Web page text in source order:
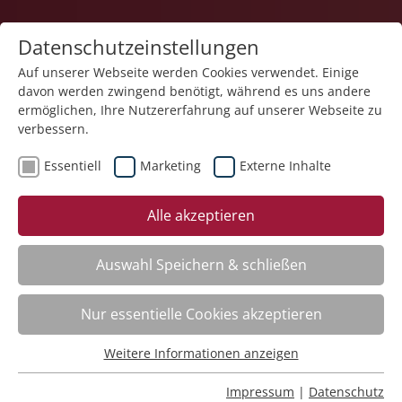
Spannungsfelder in der Anleitung –
zwischen Selbstbestimmung,
Selbstwirksamkeit und Verantwortung
Datenschutzeinstellungen
Auf unserer Webseite werden Cookies verwendet. Einige
davon werden zwingend benötigt, während es uns andere
ermöglichen, Ihre Nutzererfahrung auf unserer Webseite zu
verbessern.
Essentiell Marketing Externe Inhalte
Alle akzeptieren
Auswahl Speichern & schließen
Nur essentielle Cookies akzeptieren
Essentielle Cookies werden für grundlegende Funktionen
Weitere Informationen anzeigen
Impressum | Datenschutz